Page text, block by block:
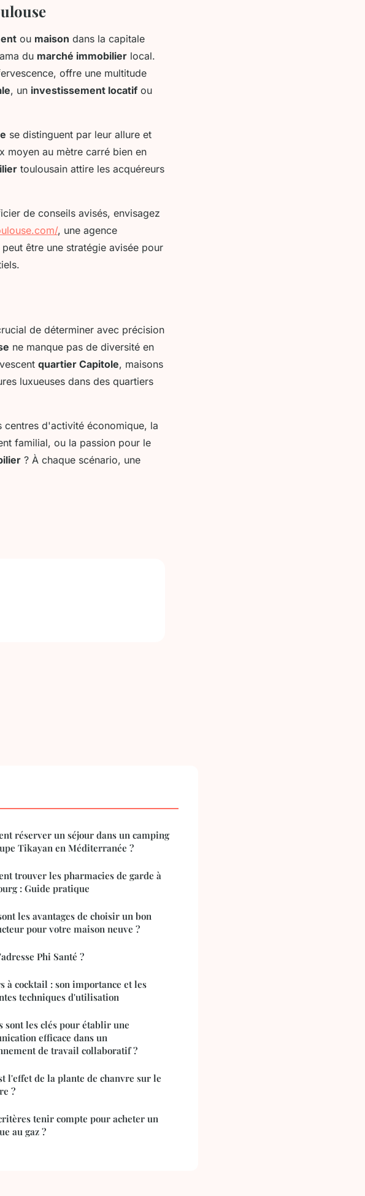
ou maison dans la capitale
du marché immobilier local.
offre une multitude
, un investissement locatif ou
se distinguent par leur allure et
moyen au mètre carré bien en
toulousain attire les acquéreurs
de conseils avisés, envisagez
, une agence
être une stratégie avisée pour
de déterminer avec précision
ne manque pas de diversité en
quartier Capitole, maisons
luxueuses dans des quartiers
d'activité économique, la
familial, ou la passion pour le
? À chaque scénario, une
réserver un séjour dans un camping
Tikayan en Méditerranée ?
trouver les pharmacies de garde à
: Guide pratique
les avantages de choisir un bon
pour votre maison neuve ?
Phi Santé ?
à cocktail : son importance et les
techniques d'utilisation
sont les clés pour établir une
efficace dans un
de travail collaboratif ?
l'effet de la plante de chanvre sur le
?
tenir compte pour acheter un
au gaz ?